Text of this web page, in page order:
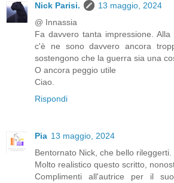
Nick Parisi.
13 maggio, 2024
@ Innassia
Fa davvero tanta impressione.
c'è ne sono davvero ancora
sostengono che la guerra sia una
O ancora peggio utile
Ciao.
Rispondi
Pia 13 maggio, 2024
Bentornato Nick, che bello rileggerti.
Molto realistico questo scritto,
Complimenti all'autrice per il